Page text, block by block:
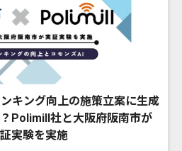
キング向上の施策立案に生成
Polimill社と大阪府阪南市が
実験を実施